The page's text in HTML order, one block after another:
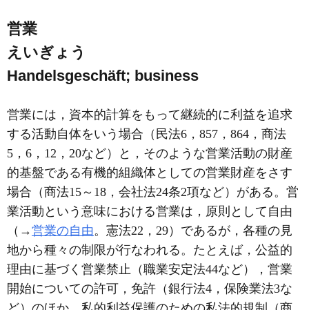
営業
えいぎょう
Handelsgeschäft; business
営業には，資本的計算をもって継続的に利益を追求
する活動自体をいう場合（民法6，857，864，商法
5，6，12，20など）と，そのような営業活動の財産
的基盤である有機的組織体としての営業財産をさす
場合（商法15～18，会社法24条2項など）がある。営
業活動という意味における営業は，原則として自由
（→営業の自由。憲法22，29）であるが，各種の見
地から種々の制限が行なわれる。たとえば，公益的
理由に基づく営業禁止（職業安定法44など），営業
開始についての許可，免許（銀行法4，保険業法3な